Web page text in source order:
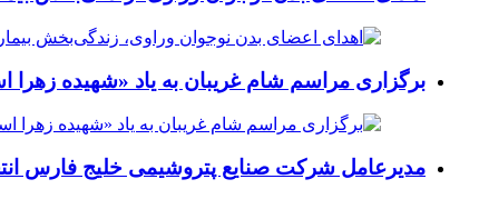
برگزاری مراسم شام غریبان به یاد «شهیده
مدیرعامل شرکت صنایع پتروشیمی خلیج فارس